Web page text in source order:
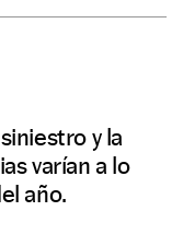
y la
varían a lo
año.